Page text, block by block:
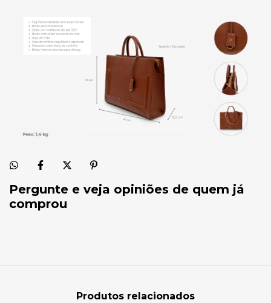
Pergunte e veja opiniões de quem já
comprou
Produtos relacionados